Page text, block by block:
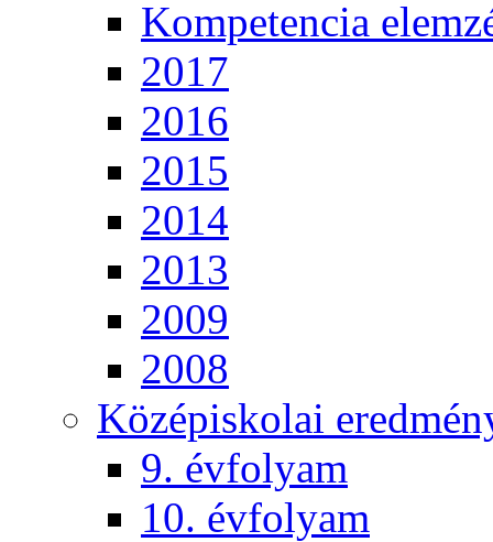
Kompetencia
2017
2016
2015
2014
2013
2009
2008
Középiskolai
9. évfolyam
10. évfolyam